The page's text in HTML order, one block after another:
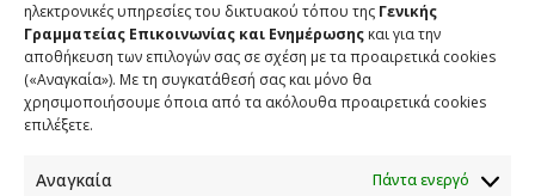
ηλεκτρονικές υπηρεσίες του δικτυακού τόπου της Γενικής
Γραμματείας Επικοινωνίας και Ενημέρωσης και για την
αποθήκευση των επιλογών σας σε σχέση με τα προαιρετικά cookies
(«Αναγκαία»). Με τη συγκατάθεσή σας και μόνο θα
χρησιμοποιήσουμε όποια από τα ακόλουθα προαιρετικά cookies
επιλέξετε.
Αναγκαία Πάντα ενεργό
Σημεία συνέντευξης του Υφυπουργού παρά τω
Πρωθυπουργώ και Κυβερνητικού Εκπροσώπου Παύλου
Μαρινάκη στo klik.gr
4 ΙΟΥΛΙΟΥ 2026
Ανακοίνωση του Υφυπουργού παρά τω Πρωθυπουργώ και